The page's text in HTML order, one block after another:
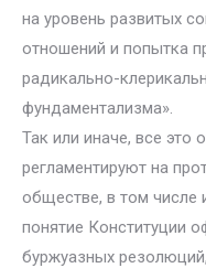
на уровень развитых
отношений и попытка
радикально-
фундаментализма».
Так или иначе, все это
регламентируют на
обществе, в том числе
понятие Конституции
буржуазных